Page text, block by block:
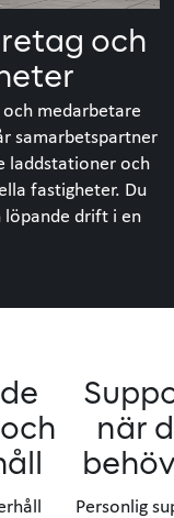
och
medarbetare
samarbetspartner
laddstationer och
fastigheter. Du
drift i en
när
Personlig